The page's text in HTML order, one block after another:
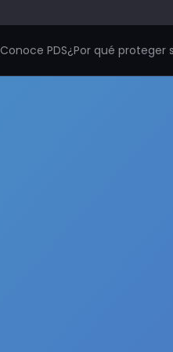
Conoce PDS¿Por qué proteger